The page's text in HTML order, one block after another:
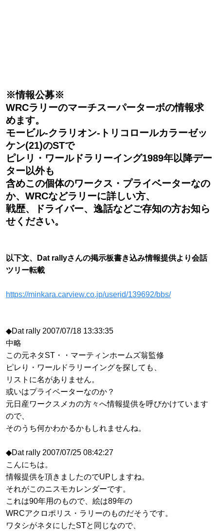
※情報公募※
WRCラリーのマーチスーパーターボの情報求
めます。
モービル-クラリオン-トリコロールカラーゼッ
ケン(21)のSTで
ピレリ・ワールドラリーイング1989年以降デー
ター以外も
含めこの個体のワークス・プライベーターなの
か、WRCなどラリーに詳しい方、
戦歴、ドライバー、逸話などご存知の方お知ら
せください。
以下文、Dat rallyさんの掲示板書き込み情報提供より会話
ツリー転載
https://minkara.carview.co.jp/userid/139692/bbs/
◆Dat rally 2007/07/18 13:33:35
中略
この元ネタST・・マーティンホームズ翁監修
ピレり・ワールドラリーイングを探しても、
リストに名がありません。
或いはプライベーターなのか？
元日産ワークスメカの方々へ情報提供を呼びかけています
ので、
そのうち何かわかるかもしれませんね。
◆Dat rally 2007/07/25 08:42:27
こんにちは。
情報提供を頂きましたのでUPしますね。
それがこのニスモカレンダーです。
これは90年用のもので、絵は89年の
WRCアクロポリス・ラリーのものだそうです。
ワタシがネタにしたSTと同じなので、